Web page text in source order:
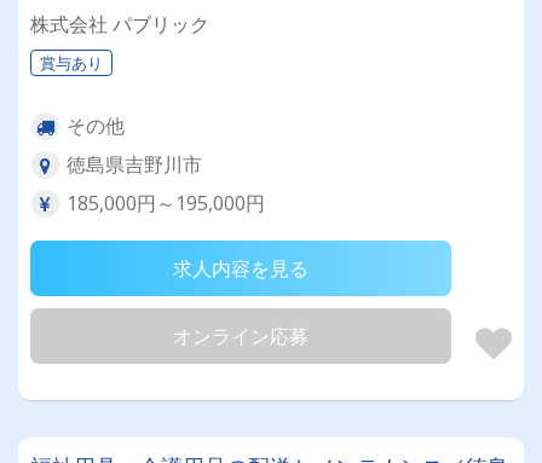
株式会社 パブリック
賞与あり
その他
徳島県吉野川市
185,000円～195,000円
求人内容を見る
オンライン応募